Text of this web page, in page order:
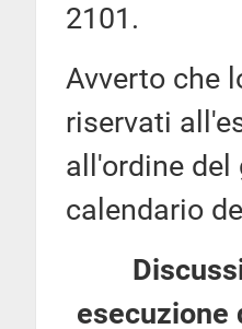
2101.
Avverto che
riservati
all'ordine
calendario
esecuzione